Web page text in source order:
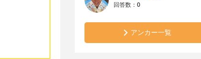
回答数： 0
アンカー一覧